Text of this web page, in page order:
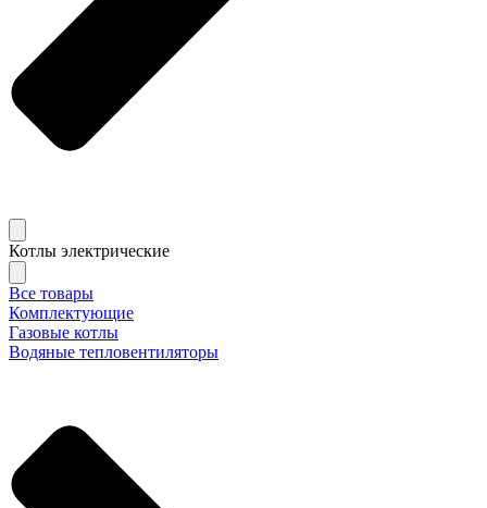
Котлы электрические
Все товары
Комплектующие
Газовые котлы
Водяные тепловентиляторы